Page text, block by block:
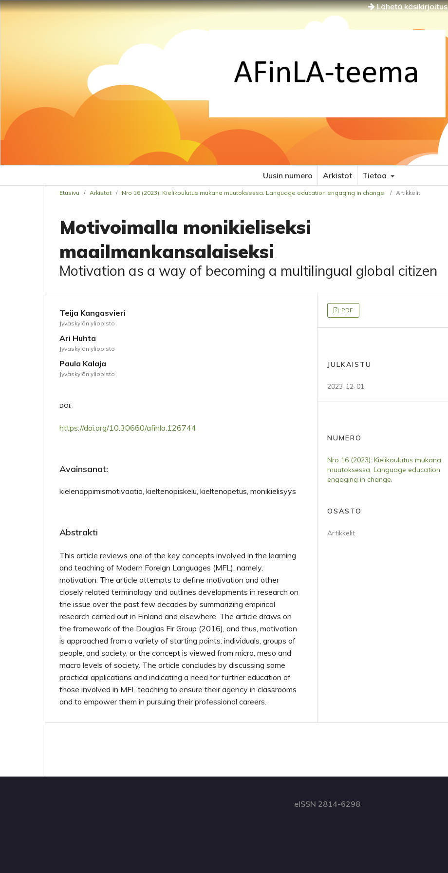
Lähetä käsikirjoitus
Uusin numero Arkistot Tietoa
Etusivu / Arkistot / Nro 16 (2023): Kielikoulutus mukana muutoksessa. Language education engaging in change. / Artikkelit
Motivoimalla monikieliseksi
maailmankansalaiseksi
Motivation as a way of becoming a multilingual global citizen
Teija Kangasvieri
Jyväskylän yliopisto
Ari Huhta
Jyväskylän yliopisto
Paula Kalaja
Jyväskylän yliopisto
DOI:
https://doi.org/10.30660/afinla.126744
Avainsanat:
kielenoppimismotivaatio, kieltenopiskelu, kieltenopetus, monikielisyys
Abstrakti
This article reviews one of the key concepts involved in the learning
and teaching of Modern Foreign Languages (MFL), namely,
motivation. The article attempts to define motivation and other
closely related terminology and outlines developments in research on
the issue over the past few decades by summarizing empirical
research carried out in Finland and elsewhere. The article draws on
the framework of the Douglas Fir Group (2016), and thus, motivation
is approached from a variety of starting points: individuals, groups of
people, and society, or the concept is viewed from micro, meso and
macro levels of society. The article concludes by discussing some
practical applications and indicating a need for further education of
those involved in MFL teaching to ensure their agency in classrooms
and to empower them in pursuing their professional careers.
PDF
JULKAISTU
2023-12-01
NUMERO
Nro 16 (2023): Kielikoulutus mukana
muutoksessa. Language education
engaging in change.
OSASTO
Artikkelit
eISSN 2814-6298